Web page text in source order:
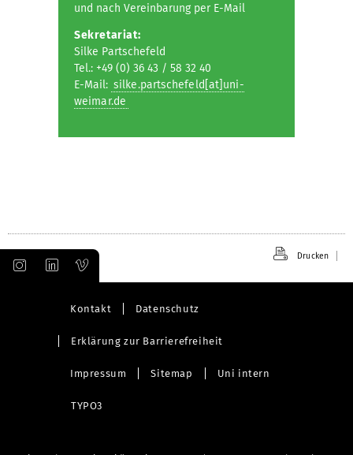
und nach Vereinbarung per E-Mail
Sekretariat:
Silke Partschefeld
Tel.: +49 (0) 36 43 / 58 32 40
E-Mail: silke.partschefeld[at]uni-
weimar.de
Drucken
Kontakt Datenschutz
Erklärung zur Barrierefreiheit
Impressum Sitemap Uni intern
TYPO3